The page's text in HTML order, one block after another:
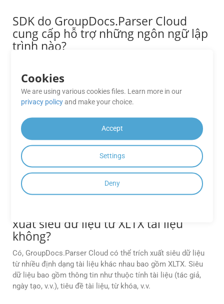
SDK do GroupDocs.Parser Cloud
cung cấp hỗ trợ những ngôn ngữ lập
trình nào?
lập trình phổ biến như
Node.js. Các SDK này giúp đơn giản hóa việc tích hợp
GroupDocs.Parser Cloud vào các ứng dụng của bạn.
GroupDocs.Parser Cloud hỗ trợ
những định dạng tài liệu nào?
GroupDocs.Parser Cloud hỗ trợ nhiều định dạng tài liệu,
bao gồm XLTX, PDF, Microsoft Word (DOC, DOCX), Excel
(XLS, XLSX), PowerPoint (PPT, PPTX) và nhiều định dạng
hình ảnh khác như JPEG, PNG, TIFF, v.v.
xuất siêu dữ liệu từ XLTX tài liệu
không?
Có, GroupDocs.Parser Cloud có thể trích xuất siêu dữ liệu
từ nhiều định dạng tài liệu khác nhau bao gồm XLTX. Siêu
dữ liệu bao gồm thông tin như thuộc tính tài liệu (tác giả,
ngày tạo, v.v.), tiêu đề tài liệu, từ khóa, v.v.
Cookies
We are using various cookies files. Learn more in our
privacy policyand make your choice.
Accept
Settings
Deny